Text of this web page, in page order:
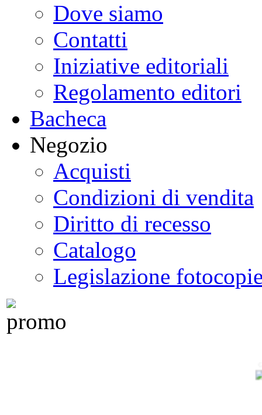
Dove siamo
Contatti
Iniziative editoriali
Regolamento editori
Bacheca
Negozio
Acquisti
Condizioni di vendita
Diritto di recesso
Catalogo
Legislazione